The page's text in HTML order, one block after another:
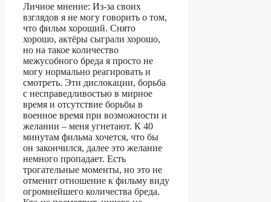
Личное мнение: Из-за своих
взглядов я не могу говорить о том,
что фильм хороший. Снято
хорошо, актёры сыграли хорошо,
но на такое количество
межусобного бреда я просто не
могу нормально реагировать и
смотреть. Эти дислокации, борьба
с несправедливостью в мирное
время и отсутствие борьбы в
военное время при возможности и
желании – меня угнетают. К 40
минутам фильма хочется, что бы
он закончился, далее это желание
немного пропадает. Есть
трогательные моменты, но это не
отменит отношение к фильму виду
огромнейшего количества бреда.